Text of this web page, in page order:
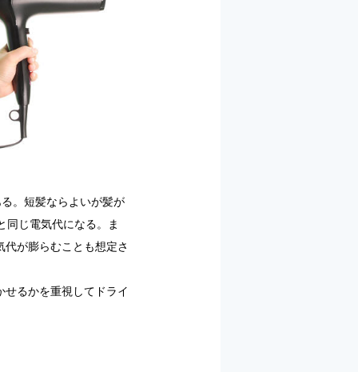
。短髪ならよいが髪が
同じ電気代になる。ま
が膨らむことも想定さ
るかを重視してドライ